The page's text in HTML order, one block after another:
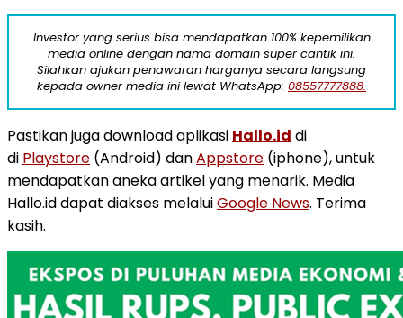
Investor yang serius bisa mendapatkan 100% kepemilikan
media online dengan nama domain super cantik ini.
Silahkan ajukan penawaran harganya secara langsung
kepada owner media ini lewat WhatsApp: 08557777888.
Pastikan juga download aplikasi Hallo.id di
di Playstore (Android) danAppstore (iphone), untuk
mendapatkan aneka artikel yang menarik. Media
Hallo.id dapat diakses melaluiGoogle News. Terima
kasih.